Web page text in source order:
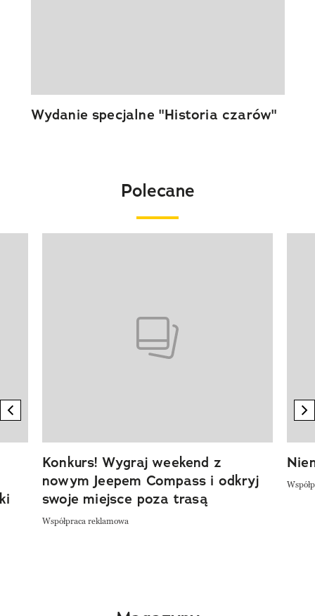
Wydanie specjalne "Historia czarów"
Polecane
previous element
Konkurs! Wygraj weekend z
nowym Jeepem Compass i odkryj
swoje miejsce poza trasą
Współpraca reklamowa